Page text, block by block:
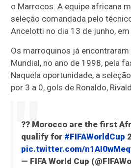
o Marrocos. A equipe africana
seleção comandada pelo
Ancelotti no dia 13 de junho, em
Os marroquinos já
Mundial, no ano de 1998, pela
Naquela oportunidade, a
por 3 a 0, gols de Ronaldo,
?? Morocco are the first
qualify for #FIFAWorldCup
pic.twitter.com/
— FIFA World Cup